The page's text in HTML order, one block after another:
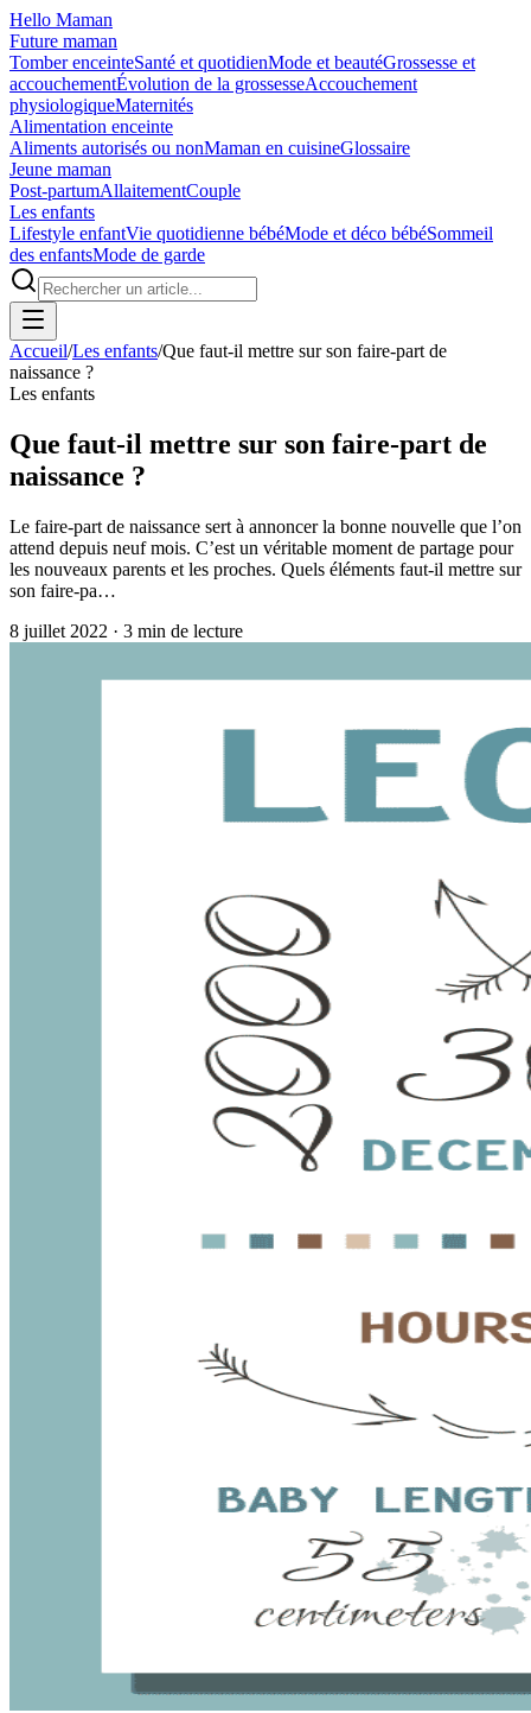
Hello Maman
Future maman
Tomber enceinteSanté et quotidienMode et beautéGrossesse et
accouchementÉvolution de la grossesseAccouchement
physiologiqueMaternités
Alimentation enceinte
Aliments autorisés ou nonMaman en cuisineGlossaire
Jeune maman
Post-partumAllaitementCouple
Les enfants
Lifestyle enfantVie quotidienne bébéMode et déco bébéSommeil
des enfantsMode de garde
Accueil/Les enfants/Que faut-il mettre sur son faire-part de
naissance ?
Les enfants
Que faut-il mettre sur son faire-part de
naissance ?
Le faire-part de naissance sert à annoncer la bonne nouvelle que l’on
attend depuis neuf mois. C’est un véritable moment de partage pour
les nouveaux parents et les proches. Quels éléments faut-il mettre sur
son faire-pa…
8 juillet 2022 · 3 min de lecture